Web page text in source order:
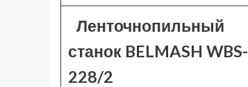
Ленточнопильный
станок BELMASH WBS-
228/2